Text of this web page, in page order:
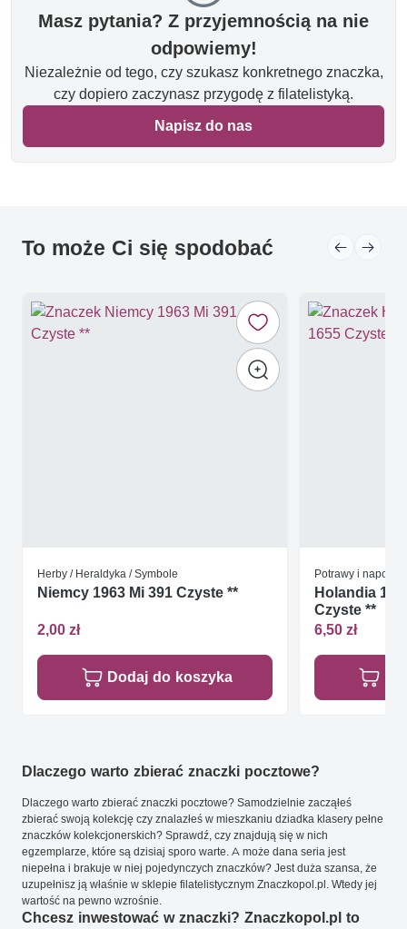
Masz pytania? Z przyjemnością na nie
odpowiemy!
Niezależnie od tego, czy szukasz konkretnego znaczka,
czy dopiero zaczynasz przygodę z filatelistyką.
Napisz do nas
To może Ci się spodobać
Herby / Heraldyka / Symbole
Niemcy 1963 Mi 391 Czyste **
2,00 zł
Dodaj do koszyka
Potrawy i napoje
Holandia
Czyste **
6,50 zł
Dlaczego warto zbierać znaczki pocztowe?
Dlaczego warto zbierać znaczki pocztowe? Samodzielnie zacząłeś
zbierać swoją kolekcję czy znalazłeś w mieszkaniu dziadka klasery pełne
znaczków kolekcjonerskich? Sprawdź, czy znajdują się w nich
egzemplarze, które są dzisiaj sporo warte. A może dana seria jest
niepełna i brakuje w niej pojedynczych znaczków? Jest duża szansa, że
uzupełnisz ją właśnie w sklepie filatelistycznym Znaczkopol.pl. Wtedy jej
wartość na pewno wzrośnie.
Chcesz inwestować w znaczki? Znaczkopol.pl to